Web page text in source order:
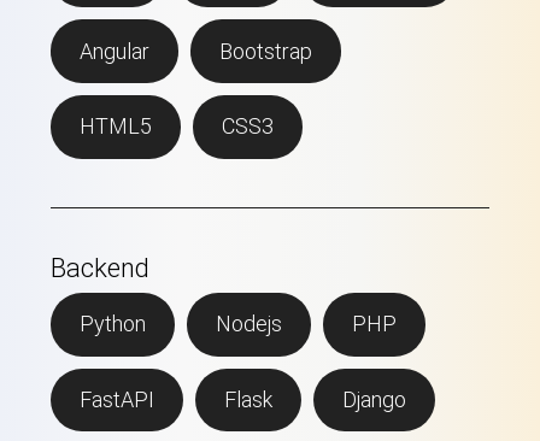
Angular Bootstrap
HTML5 CSS3
Backend
Python Nodejs PHP
FastAPI Flask Django